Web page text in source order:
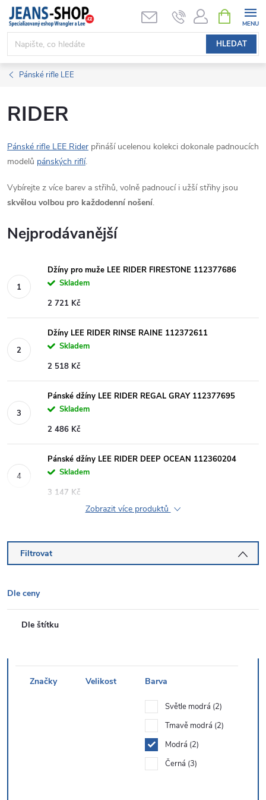
Přejít
obsah
HLEDAT
NÁKUPNÍ
KOŠÍK
Pánské rifle LEE
RIDER
Pánské rifle LEE Rider přináší ucelenou kolekci dokonale padnoucích
modelů pánských riflí.
Vybírejte z více barev a střihů, volně padnoucí i užší střihy jsou
skvělou volbou pro každodenní nošení.
Nejprodávanější
Džíny pro muže LEE RIDER FIRESTONE 112377686
Skladem
2 721 Kč
Džíny LEE RIDER RINSE RAINE 112372611
Skladem
2 518 Kč
Pánské džíny LEE RIDER REGAL GRAY 112377695
Skladem
2 486 Kč
Pánské džíny LEE RIDER DEEP OCEAN 112360204
Skladem
3 147 Kč
Zobrazit více produktů
Filtrovat
Dle ceny
Dle štítku
Značky Velikost Barva
Světle modrá 2
Tmavě modrá 2
Modrá 2
Černá 3